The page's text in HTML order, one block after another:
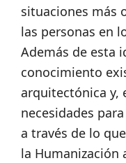
situaciones más
las personas en
Además de esta
conocimiento
arquitectónica y,
necesidades
a través de lo
la Humanización